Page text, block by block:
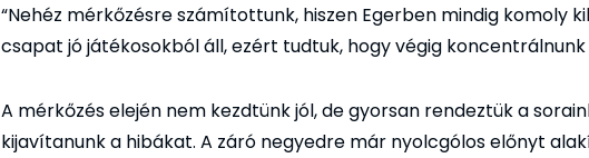
“Nehéz mérkőzésre számítottunk, hiszen Egerben mindig komoly
csapat jó játékosokból áll, ezért tudtuk, hogy végig koncentrálnunk
A mérkőzés elején nem kezdtünk jól, de gyorsan rendeztük a
kijavítanunk a hibákat. A záró negyedre már nyolcgólos előnyt